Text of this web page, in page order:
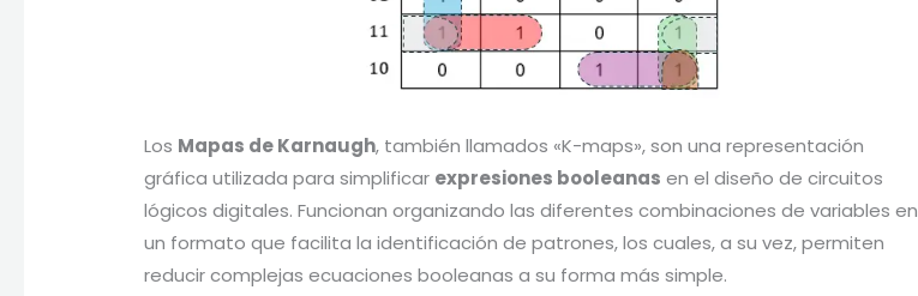
Los Mapas de Karnaugh, también llamados «K-maps», son una representación
gráfica utilizada para simplificar expresiones booleanas en el diseño de circuitos
lógicos digitales. Funcionan organizando las diferentes combinaciones de variables en
un formato que facilita la identificación de patrones, los cuales, a su vez, permiten
reducir complejas ecuaciones booleanas a su forma más simple.